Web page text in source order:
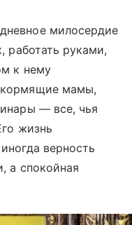
милосердие
работать руками,
к нему
кормящие мамы,
— все, чья
жизнь
верность
а спокойная